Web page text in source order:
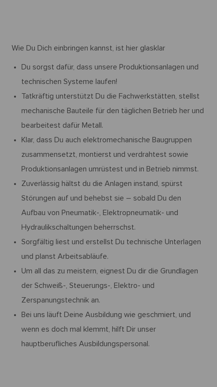
Wie Du Dich einbringen kannst, ist hier glasklar
Du sorgst dafür, dass unsere Produktionsanlagen und
technischen Systeme laufen!
Tatkräftig unterstützt Du die Fachwerkstätten, stellst
mechanische Bauteile für den täglichen Betrieb her und
bearbeitest dafür Metall.
Klar, dass Du auch elektromechanische Baugruppen
zusammensetzt, montierst und verdrahtest sowie
Produktionsanlagen umrüstest und in Betrieb nimmst.
Zuverlässig hältst du die Anlagen instand, spürst
Störungen auf und behebst sie – sobald Du den
Aufbau von Pneumatik-, Elektropneumatik- und
Hydraulikschaltungen beherrschst.
Sorgfältig liest und erstellst Du technische Unterlagen
und planst Arbeitsabläufe.
Um all das zu meistern, eignest Du dir die Grundlagen
der Schweiß-, Steuerungs-, Elektro- und
Zerspanungstechnik an.
Bei uns läuft Deine Ausbildung wie geschmiert, und
wenn es doch mal klemmt, hilft Dir unser
hauptberufliches Ausbildungspersonal.